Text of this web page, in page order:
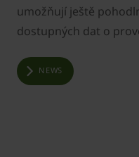
umožňují ještě
dostupných dat o
NEWS